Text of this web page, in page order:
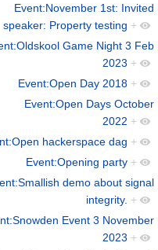
Event:November 1st: Invited
speaker: Property testing +
Game Night 3 Feb
2023 +
Event:Open Day 2018 +
Event:Open Days October
2022 +
hackerspace dag +
Event:Opening party +
demo about signal
integrity. +
Event 3 November
2023 +